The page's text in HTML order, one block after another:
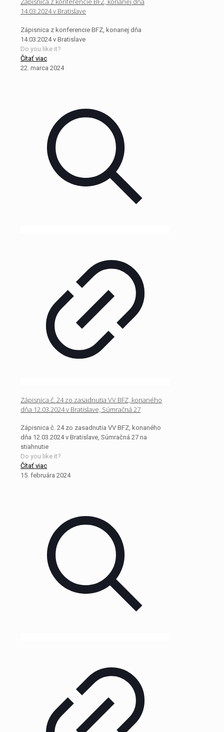
14.03.2024 v Bratislave
Zápisnica z konferencie BFZ, konanej dňa
14.03.2024 v Bratislave
Do you like it?
Čítať viac
22. marca 2024
Zápisnica č. 24 zo zasadnutia VV BFZ, konaného
dňa 12.03.2024 v Bratislave, Súmračná 27
Zápisnica č. 24 zo zasadnutia VV BFZ, konaného
dňa 12.03.2024 v Bratislave, Súmračná 27 na
stiahnutie
Do you like it?
Čítať viac
15. februára 2024